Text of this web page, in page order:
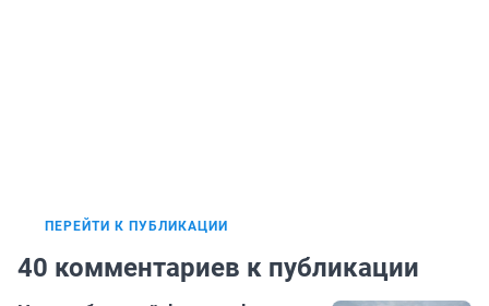
ПЕРЕЙТИ К ПУБЛИКАЦИИ
40 комментариев к публикации